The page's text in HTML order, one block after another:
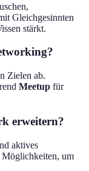
Gleichgesinnten
stärkt.
Zielen ab.
Meetup für
erweitern?
aktives
um